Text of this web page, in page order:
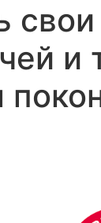
свои
и